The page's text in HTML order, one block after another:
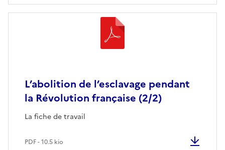
L’abolition de l’esclavage pendant
la Révolution française (2/2)
La fiche de travail
PDF - 10.5 kio